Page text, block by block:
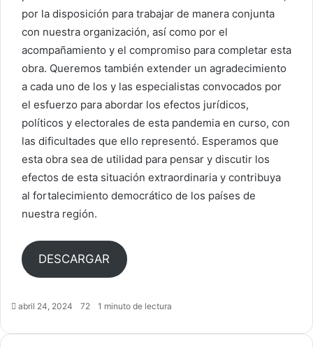
por la disposición para trabajar de manera conjunta
con nuestra organización, así como por el
acompañamiento y el compromiso para completar esta
obra. Queremos también extender un agradecimiento
a cada uno de los y las especialistas convocados por
el esfuerzo para abordar los efectos jurídicos,
políticos y electorales de esta pandemia en curso, con
las dificultades que ello representó. Esperamos que
esta obra sea de utilidad para pensar y discutir los
efectos de esta situación extraordinaria y contribuya
al fortalecimiento democrático de los países de
nuestra región.
DESCARGAR
abril 24, 2024 72 1 minuto de lectura